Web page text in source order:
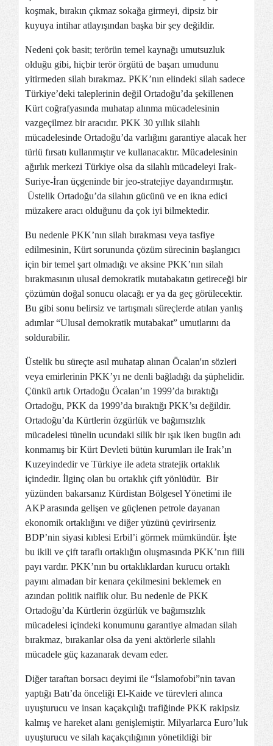
koşmak, bırakın çıkmaz sokağa girmeyi, dipsiz bir
kuyuya intihar atlayışından başka bir şey değildir.
Nedeni çok basit; terörün temel kaynağı umutsuzluk
olduğu gibi, hiçbir terör örgütü de başarı umudunu
yitirmeden silah bırakmaz. PKK’nın elindeki silah sadece
Türkiye’deki taleplerinin değil Ortadoğu’da şekillenen
Kürt coğrafyasında muhatap alınma mücadelesinin
vazgeçilmez bir aracıdır. PKK 30 yıllık silahlı
mücadelesinde Ortadoğu’da varlığını garantiye alacak her
türlü fırsatı kullanmıştır ve kullanacaktır. Mücadelesinin
ağırlık merkezi Türkiye olsa da silahlı mücadeleyi Irak-
Suriye-İran üçgeninde bir jeo-stratejiye dayandırmıştır.
Üstelik Ortadoğu’da silahın gücünü ve en ikna edici
müzakere aracı olduğunu da çok iyi bilmektedir.
Bu nedenle PKK’nın silah bırakması veya tasfiye
edilmesinin, Kürt sorununda çözüm sürecinin başlangıcı
için bir temel şart olmadığı ve aksine PKK’nın silah
bırakmasının ulusal demokratik mutabakatın getireceği bir
çözümün doğal sonucu olacağı er ya da geç görülecektir.
Bu gibi sonu belirsiz ve tartışmalı süreçlerde atılan yanlış
adımlar “Ulusal demokratik mutabakat” umutlarını da
soldurabilir.
Üstelik bu süreçte asıl muhatap alınan Öcalan'ın sözleri
veya emirlerinin PKK’yı ne denli bağladığı da şüphelidir.
Çünkü artık Ortadoğu Öcalan’ın 1999’da bıraktığı
Ortadoğu, PKK da 1999’da bıraktığı PKK’sı değildir.
Ortadoğu’da Kürtlerin özgürlük ve bağımsızlık
mücadelesi tünelin ucundaki silik bir ışık iken bugün adı
konmamış bir Kürt Devleti bütün kurumları ile Irak’ın
Kuzeyindedir ve Türkiye ile adeta stratejik ortaklık
içindedir. İlginç olan bu ortaklık çift yönlüdür. Bir
yüzünden bakarsanız Kürdistan Bölgesel Yönetimi ile
AKP arasında gelişen ve güçlenen petrole dayanan
ekonomik ortaklığını ve diğer yüzünü çevirirseniz
BDP’nin siyasi kıblesi Erbil’i görmek mümkündür. İşte
bu ikili ve çift taraflı ortaklığın oluşmasında PKK’nın fiili
payı vardır. PKK’nın bu ortaklıklardan kurucu ortaklı
payını almadan bir kenara çekilmesini beklemek en
azından politik naiflik olur. Bu nedenle de PKK
Ortadoğu’da Kürtlerin özgürlük ve bağımsızlık
mücadelesi içindeki konumunu garantiye almadan silah
bırakmaz, bırakanlar olsa da yeni aktörlerle silahlı
mücadele güç kazanarak devam eder.
Diğer taraftan borsacı deyimi ile “İslamofobi”nin tavan
yaptığı Batı’da önceliği El-Kaide ve türevleri alınca
uyuşturucu ve insan kaçakçılığı trafiğinde PKK rakipsiz
kalmış ve hareket alanı genişlemiştir. Milyarlarca Euro’luk
uyuşturucu ve silah kaçakçılığının yönetildiği bir